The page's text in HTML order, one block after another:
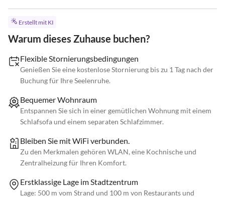
Erstellt mit KI
Warum dieses Zuhause buchen?
Flexible Stornierungsbedingungen
Genießen Sie eine kostenlose Stornierung bis zu 1 Tag nach der
Buchung für Ihre Seelenruhe.
Bequemer Wohnraum
Entspannen Sie sich in einer gemütlichen Wohnung mit einem
Schlafsofa und einem separaten Schlafzimmer.
Bleiben Sie mit WiFi verbunden.
Zu den Merkmalen gehören WLAN, eine Kochnische und
Zentralheizung für Ihren Komfort.
Erstklassige Lage im Stadtzentrum
Lage: 500 m vom Strand und 100 m von Restaurants und